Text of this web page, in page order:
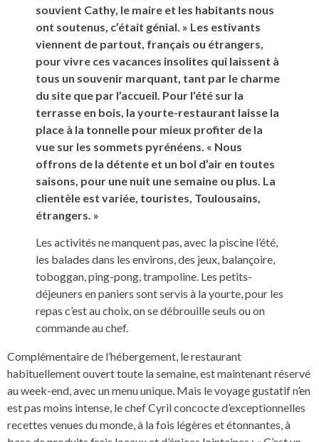
souvient Cathy, le maire et les habitants nous
ont soutenus, c’était génial. » Les estivants
viennent de partout, français ou étrangers,
pour vivre ces vacances insolites qui laissent à
tous un souvenir marquant, tant par le charme
du site que par l’accueil. Pour l’été sur la
terrasse en bois, la yourte-restaurant laisse la
place à la tonnelle pour mieux profiter de la
vue sur les sommets pyrénéens. « Nous
offrons de la détente et un bol d’air en toutes
saisons, pour une nuit une semaine ou plus. La
clientèle est variée, touristes, Toulousains,
étrangers. »
Les activités ne manquent pas, avec la piscine l’été,
les balades dans les environs, des jeux, balançoire,
toboggan, ping-pong, trampoline. Les petits-
déjeuners en paniers sont servis à la yourte, pour les
repas c’est au choix, on se débrouille seuls ou on
commande au chef.
Complémentaire de l’hébergement, le restaurant
habituellement ouvert toute la semaine, est maintenant réservé
au week-end, avec un menu unique. Mais le voyage gustatif n’en
est pas moins intense, le chef Cyril concocte d’exceptionnelles
recettes venues du monde, à la fois légères et étonnantes, à